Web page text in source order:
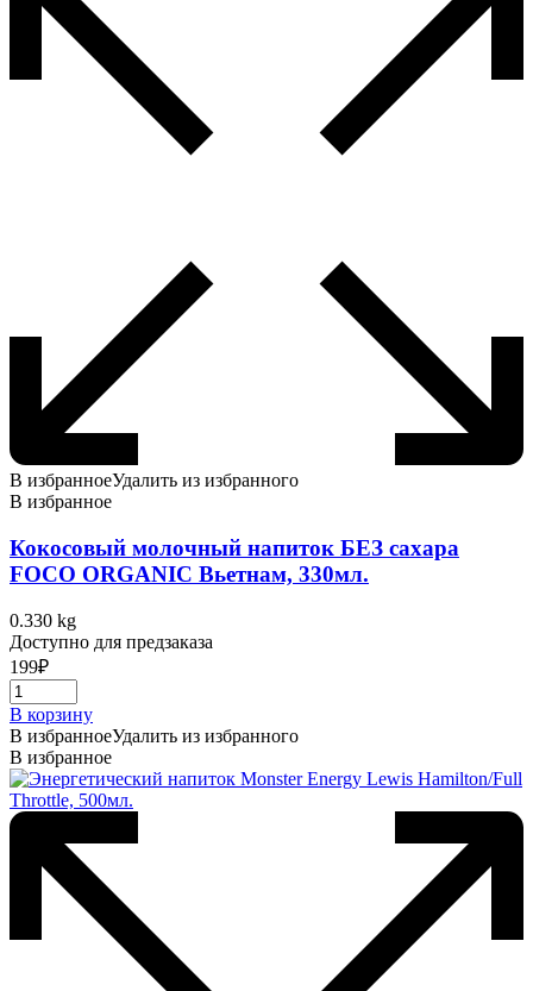
В избранноеУдалить из избранного
В избранное
Кокосовый молочный напиток БЕЗ сахара
FOCO ORGANIC Вьетнам, 330мл.
0.330 kg
Доступно для предзаказа
199₽
В корзину
В избранноеУдалить из избранного
В избранное